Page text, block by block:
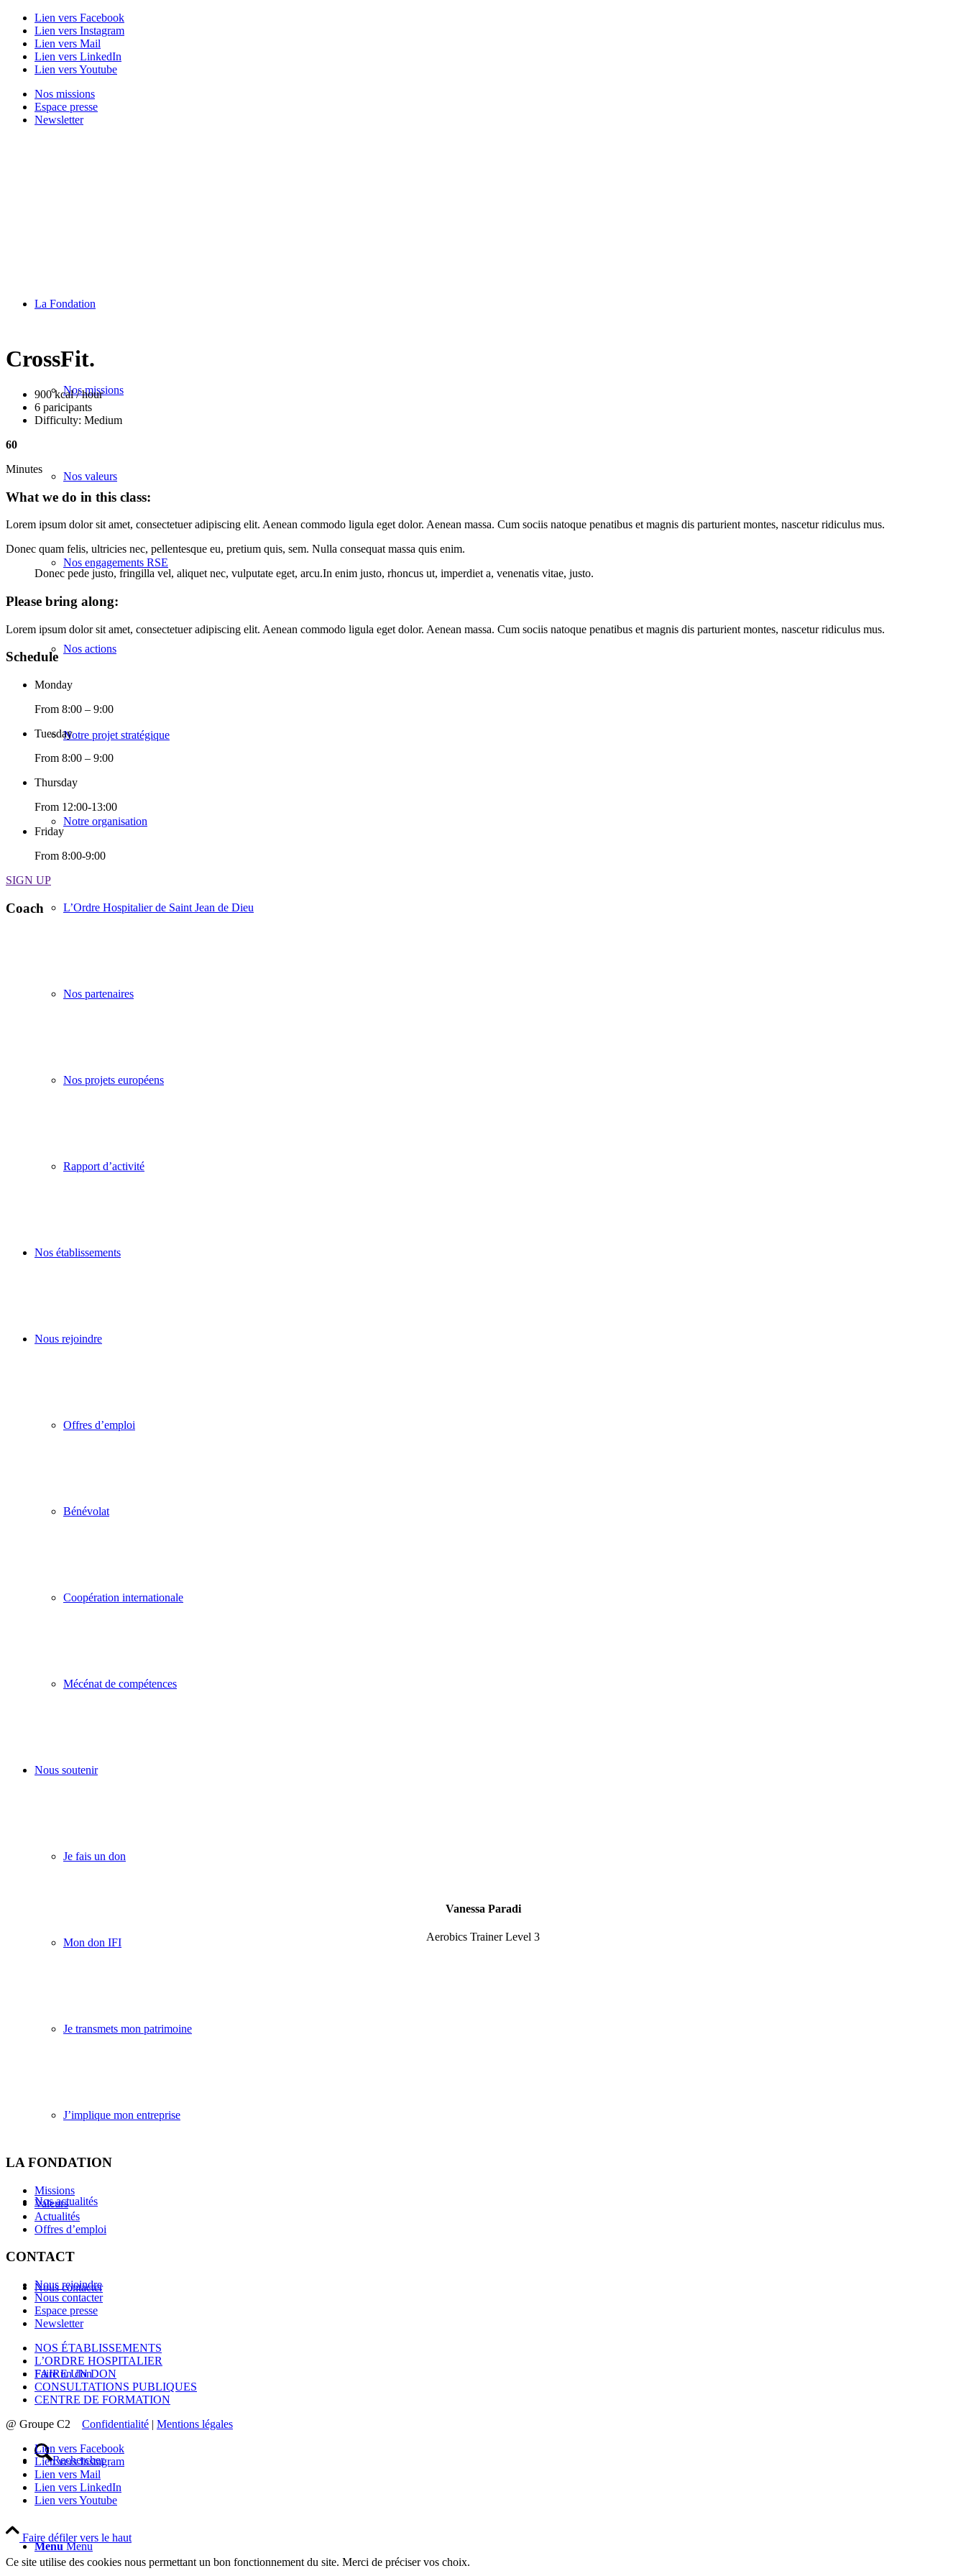
Lien vers Facebook
Lien vers Instagram
Lien vers Mail
Lien vers LinkedIn
Lien vers Youtube
Nos missions
Espace presse
Newsletter
La Fondation
Nos missions
Nos valeurs
Nos engagements RSE
Nos actions
Notre projet stratégique
Notre organisation
L’Ordre Hospitalier de Saint Jean de Dieu
Nos partenaires
Nos projets européens
Rapport d’activité
Nos établissements
Nous rejoindre
Offres d’emploi
Bénévolat
Coopération internationale
Mécénat de compétences
Nous soutenir
Je fais un don
Mon don IFI
Je transmets mon patrimoine
J’implique mon entreprise
Nos actualités
Nous contacter
Faire un don
Rechercher
Menu Menu
CrossFit.
900 kcal / hour
6 paricipants
Difficulty: Medium
60
Minutes
What we do in this class:
Lorem ipsum dolor sit amet, consectetuer adipiscing elit. Aenean commodo ligula eget dolor. Aenean massa. Cum sociis natoque penatibus et magnis dis parturient montes, nascetur ridiculus mus.
Donec quam felis, ultricies nec, pellentesque eu, pretium quis, sem. Nulla consequat massa quis enim.
Donec pede justo, fringilla vel, aliquet nec, vulputate eget, arcu.In enim justo, rhoncus ut, imperdiet a, venenatis vitae, justo.
Please bring along:
Lorem ipsum dolor sit amet, consectetuer adipiscing elit. Aenean commodo ligula eget dolor. Aenean massa. Cum sociis natoque penatibus et magnis dis parturient montes, nascetur ridiculus mus.
Schedule
Monday
From 8:00 – 9:00
Tuesday
From 8:00 – 9:00
Thursday
From 12:00-13:00
Friday
From 8:00-9:00
SIGN UP
Coach
Vanessa Paradi
Aerobics Trainer Level 3
LA FONDATION
Missions
Valeurs
Actualités
Offres d’emploi
CONTACT
Nous rejoindre
Nous contacter
Espace presse
Newsletter
NOS ÉTABLISSEMENTS
L’ORDRE HOSPITALIER
FAIRE UN DON
CONSULTATIONS PUBLIQUES
CENTRE DE FORMATION
@ Groupe C2 Confidentialité | Mentions légales
Lien vers Facebook
Lien vers Instagram
Lien vers Mail
Lien vers LinkedIn
Lien vers Youtube
Faire défiler vers le haut
Ce site utilise des cookies nous permettant un bon fonctionnement du site. Merci de préciser vos choix.